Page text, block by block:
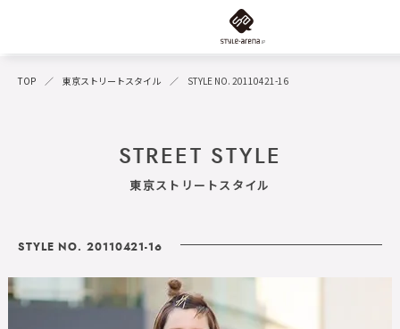
TOP 東京ストリートスタイル STYLE NO. 20110421-16
STREET STYLE
東京ストリートスタイル
STYLE NO. 20110421-16